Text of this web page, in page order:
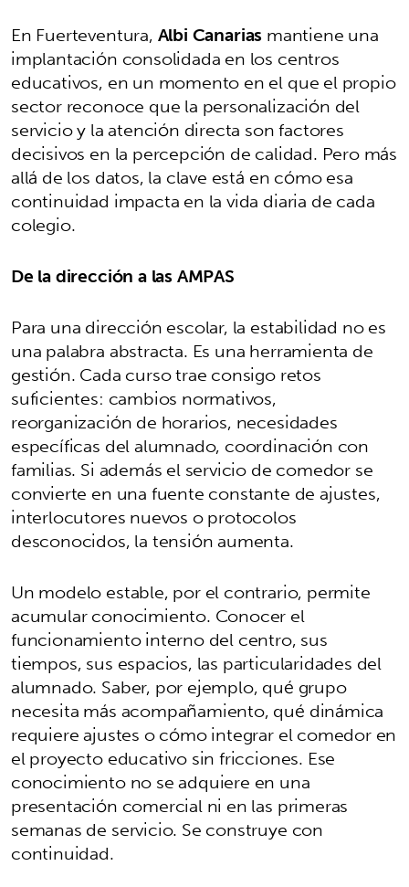
En Fuerteventura,Albi Canarias mantiene una
implantación consolidada en los centros
educativos, en un momento en el que el propio
sector reconoce que la personalización del
servicio y la atención directa son factores
decisivos en la percepción de calidad. Pero más
allá de los datos, la clave está en cómo esa
continuidad impacta en la vida diaria de cada
colegio.
De la dirección a las AMPAS
Para una dirección escolar, la estabilidad no es
una palabra abstracta. Es una herramienta de
gestión. Cada curso trae consigo retos
suficientes: cambios normativos,
reorganización de horarios, necesidades
específicas del alumnado, coordinación con
familias. Si además el servicio de comedor se
convierte en una fuente constante de ajustes,
interlocutores nuevos o protocolos
desconocidos, la tensión aumenta.
Un modelo estable, por el contrario, permite
acumular conocimiento. Conocer el
funcionamiento interno del centro, sus
tiempos, sus espacios, las particularidades del
alumnado. Saber, por ejemplo, qué grupo
necesita más acompañamiento, qué dinámica
requiere ajustes o cómo integrar el comedor en
el proyecto educativo sin fricciones. Ese
conocimiento no se adquiere en una
presentación comercial ni en las primeras
semanas de servicio. Se construye con
continuidad.